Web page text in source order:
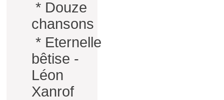
* Douze
chansons
* Eternelle
bêtise -
Léon
Xanrof